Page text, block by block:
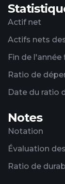
Actif net
Actifs nets
Fin de l'année
Ratio de
Date du ratio
Notes
Notation
Évaluation
Ratio de